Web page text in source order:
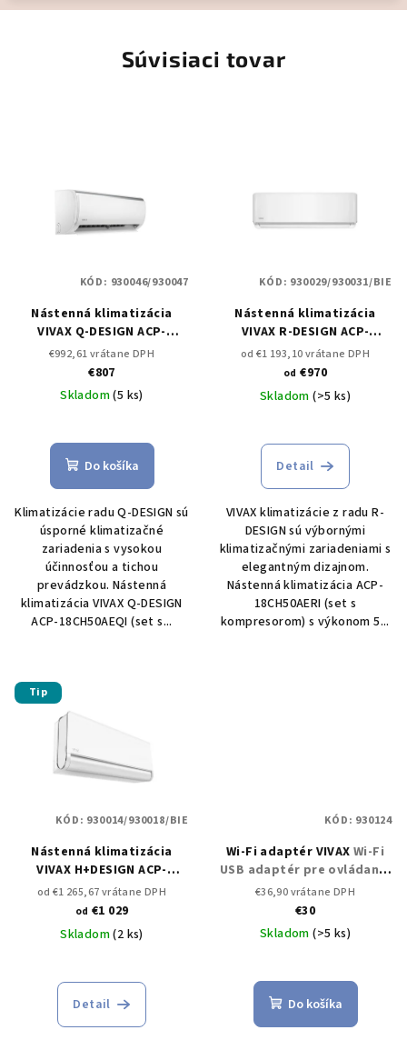
Súvisiaci tovar
Nástenná klimatizácia
VIVAX Q-DESIGN ACP-
18CH50AEQI 5 kWSet s
kompresorom
€992,61 vrátane DPH
€807
Skladom(5 ks)
Do košíka
Klimatizácie radu Q-DESIGN sú
úsporné klimatizačné
zariadenia s vysokou
účinnosťou a tichou
prevádzkou. Nástenná
klimatizácia VIVAX Q-DESIGN
ACP-18CH50AEQI (set s...
KÓD: 930046/930047
Nástenná klimatizácia
VIVAX R-DESIGN ACP-
18CH50AERI 5 kWSet s
kompresorom
od €1 193,10 vrátane DPH
od €970
Skladom(>5 ks)
Detail
VIVAX klimatizácie z radu R-
DESIGN sú výbornými
klimatizačnými zariadeniami s
elegantným dizajnom.
Nástenná klimatizácia ACP-
18CH50AERI (set s
kompresorom) s výkonom 5...
KÓD: 930029/930031/BIE
Tip
Nástenná klimatizácia
VIVAX H+DESIGN ACP-
18CH50AEHI 5 kWSet s
kompresorom
od €1 265,67 vrátane DPH
od €1 029
Skladom(2 ks)
Detail
KÓD: 930014/930018/BIE
Wi-Fi adaptér VIVAX Wi-Fi
USB adaptér pre ovládanie
klimatizácie cez smart
zariadenie
€36,90 vrátane DPH
€30
Skladom(>5 ks)
Do košíka
KÓD: 930124